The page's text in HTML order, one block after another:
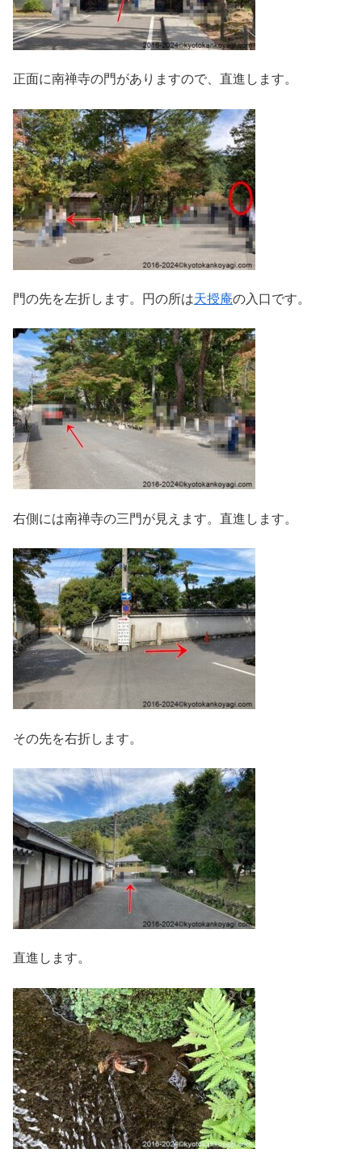
正面に南禅寺の門がありますので、直進します。
門の先を左折します。円の所は天授庵の入口です。
右側には南禅寺の三門が見えます。直進します。
その先を右折します。
直進します。